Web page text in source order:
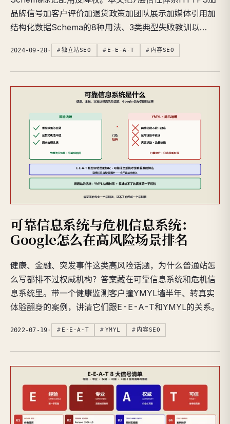
品牌信号加客户评价加退货政策加团队展示加媒体引用加
结构化数据Schema的8种用法、3类典型失败教训以…
2024-09-28 · 独立站SEO E-E-A-T 内容SEO
可靠信息系统与危机信息系统：
Google怎么在高风险场景排名
健康、金融、突发事件这类高风险话题，为什么普通站怎
么写都排不过权威机构？答案藏在可靠信息系统和危机信
息系统里。带一个健康监测客户撞YMYL墙半年、转真实
体验翻身的案例，讲清它们跟E-E-A-T和YMYL的关系。
2022-07-19 · E-E-A-T YMYL 内容SEO